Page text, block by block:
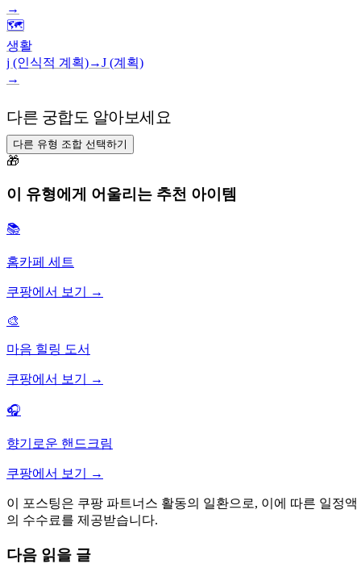
→
🗺️
생활
j (인식적 계획)→J (계획)
→
다른 궁합도 알아보세요
다른 유형 조합 선택하기
🎁
이 유형에게 어울리는 추천 아이템
📚
홈카페 세트
쿠팡에서 보기 →
🎨
마음 힐링 도서
쿠팡에서 보기 →
🎧
향기로운 핸드크림
쿠팡에서 보기 →
이 포스팅은 쿠팡 파트너스 활동의 일환으로, 이에 따른 일정액
의 수수료를 제공받습니다.
다음 읽을 글